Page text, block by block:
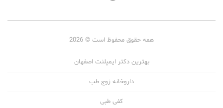
همه حقوق محفوظ است © 2026
بهترین دکتر ایمپلنت اصفهان
داروخانه زوج طب
کفی طبی